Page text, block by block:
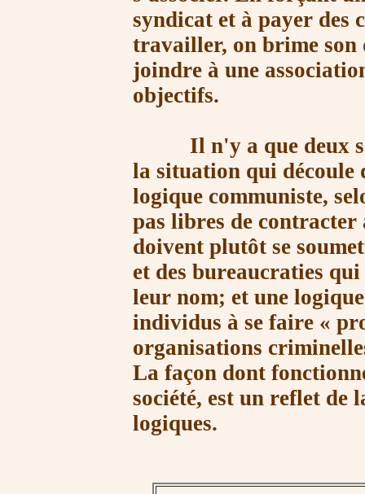
syndicat et à payer des
travailler, on brime son
joindre à une
objectifs.
Il n'y a que deux
la situation qui découle
logique communiste,
pas libres de
doivent plutôt se
et des bureaucraties
leur nom; et une
individus à se faire «
organisations
La façon dont
société, est un reflet de
logiques.